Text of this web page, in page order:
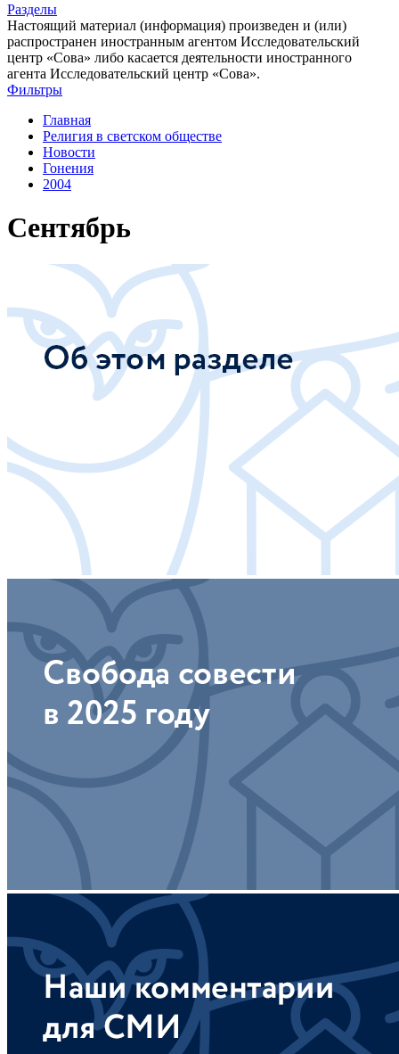
Разделы
Настоящий материал (информация) произведен и (или)
распространен иностранным агентом Исследовательский
центр «Сова» либо касается деятельности иностранного
агента Исследовательский центр «Сова».
Фильтры
Главная
Религия в светском обществе
Новости
Гонения
2004
Сентябрь